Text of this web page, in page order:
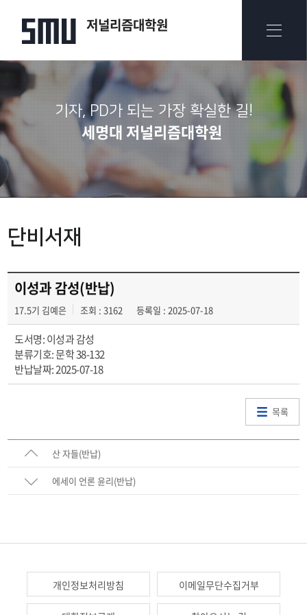
저널리즘대학원
기자, PD가 되는 가장 확실한 길!
세명대 저널리즘대학원
단비서재
이성과 감성(반납)
17.5기 김예은 조회 : 3162 등록일 : 2025-07-18
도서명: 이성과 감성
분류기호: 문학 38-132
반납날짜: 2025-07-18
목록
산 자들(반납)
에세이 언론 윤리(반납)
개인정보처리방침 이메일무단수집거부